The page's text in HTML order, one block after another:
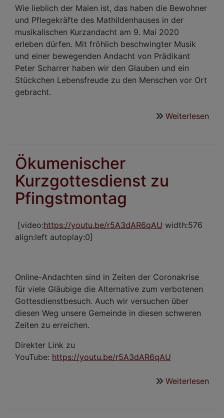
Wie lieblich der Maien ist, das haben die Bewohner
und Pflegekräfte des Mathildenhauses in der
musikalischen Kurzandacht am 9. Mai 2020
erleben dürfen. Mit fröhlich beschwingter Musik
und einer bewegenden Andacht von Prädikant
Peter Scharrer haben wir den Glauben und ein
Stückchen Lebensfreude zu den Menschen vor Ort
gebracht.
Weiterlesen
Ökumenischer
Kurzgottesdienst zu
Pfingstmontag
[video:https://youtu.be/r5A3dAR6qAU width:576
align:left autoplay:0]
Online-Andachten sind in Zeiten der Coronakrise
für viele Gläubige die Alternative zum verbotenen
Gottesdienstbesuch. Auch wir versuchen über
diesen Weg unsere Gemeinde in diesen schweren
Zeiten zu erreichen.
Direkter Link zu
YouTube: https://youtu.be/r5A3dAR6qAU
Weiterlesen